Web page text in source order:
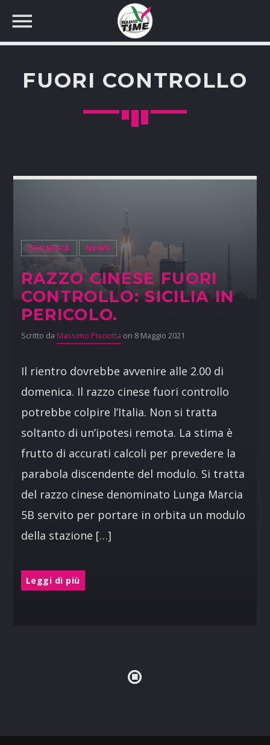
FUORI CONTROLLO
CRONACA NEWS
RAZZO CINESE FUORI
CONTROLLO: SICILIA IN
PERICOLO.
Scritto da Massimo Pisciotta on 8 Maggio 2021
Il rientro dovrebbe avvenire alle 2.00 di
domenica. Il razzo cinese fuori controllo
potrebbe colpire l’Italia. Non si tratta
soltanto di un’ipotesi remota. La stima è
frutto di accurati calcoli per prevedere la
parabola discendente del modulo. Si tratta
del razzo cinese denominato Lunga Marcia
5B servito per portare in orbita un modulo
della stazione […]
Leggi di più